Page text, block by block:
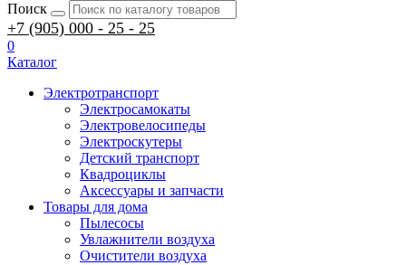
Поиск
+7 (905) 000 - 25 - 25
0
Каталог
Электротранспорт
Электросамокаты
Электровелосипеды
Электроскутеры
Детский транспорт
Квадроциклы
Аксессуары и запчасти
Товары для дома
Пылесосы
Увлажнители воздуха
Очистители воздуха